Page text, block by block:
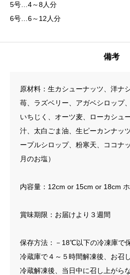
5号…4～8人分
6号…6～12人分
備考
原材料：生カシューナッツ、洋ナ
苺、ラズベリー、アガベシロップ
いちじく、オーツ麦、ローカシュ
汁、太白ごま油、生ピーカンナッ
ープルシロップ、粉寒天、ココナ
月のお塩）
内容量：12cm or 15cm or 18cm
賞味期限：お届けより３週間
保存方法：－18℃以下の冷凍庫で
冷蔵庫で４～５時間解凍後、お召
冷蔵解凍後、当日中に召し上がら